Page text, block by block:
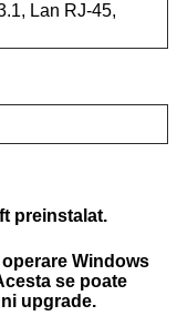
Lan RJ-45,
preinstalat.
Windows
se poate
upgrade.